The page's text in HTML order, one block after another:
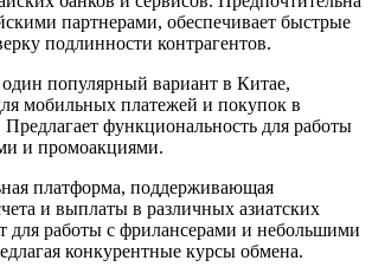
партнерами, обеспечивает быстрые
подлинности контрагентов.
популярный вариант в Китае,
мобильных платежей и покупок в
функциональность для работы
и промоакциями.
платформа, поддерживающая
и выплаты в различных азиатских
для работы с фрилансерами и небольшими
конкурентные курсы обмена.